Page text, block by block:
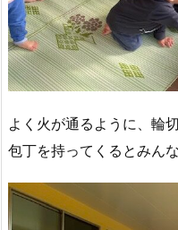
よく火が通るように、輪
包丁を持ってくるとみん